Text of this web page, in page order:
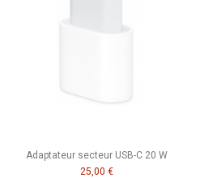
Adaptateur secteur USB-C 20 W
25,00 €